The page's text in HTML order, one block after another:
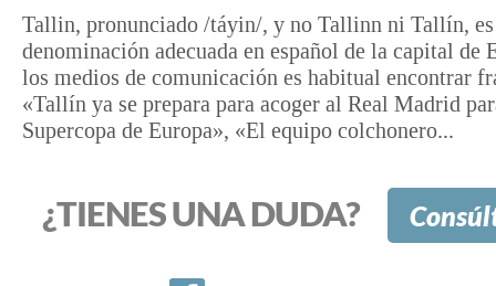
Tallin, pronunciado /táyin/, y no Tallinn ni Tallín,
denominación adecuada en español de la capital de
los medios de comunicación es habitual encontrar
«Tallín ya se prepara para acoger al Real Madrid
Supercopa de Europa», «El equipo colchonero...
¿TIENES UNA DUDA?